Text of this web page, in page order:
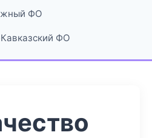
ФО
ФО